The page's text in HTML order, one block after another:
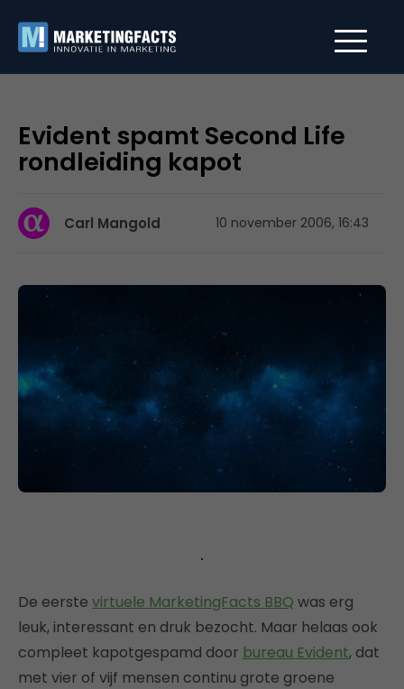
Evident spamt Second Life
rondleiding kapot
Carl Mangold 10 november 2006, 16:43
De eerste virtuele MarketingFacts BBQ was erg
leuk, interessant en druk bezocht. Maar helaas ook
compleet kapotgespamd door bureau Evident, dat
met vier of vijf mensen continu grote groene